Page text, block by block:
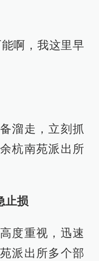
啊，我这里早
溜走，立刻抓
杭南苑派出所
止损
度重视，迅速
派出所多个部